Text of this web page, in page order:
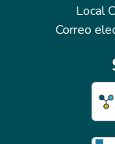
Local
Correo